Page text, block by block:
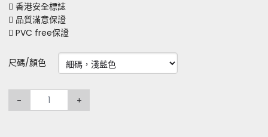
 香港安全標誌
 品質滿意保證
 PVC free保證
尺碼/顏色
- +